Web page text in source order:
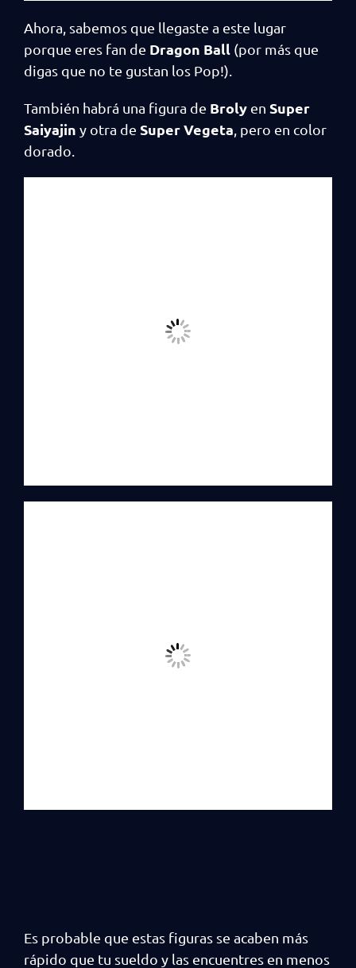
Ahora, sabemos que llegaste a este lugar
porque eres fan de Dragon Ball (por más que
digas que no te gustan los Pop!).
También habrá una figura de Broly en Super
Saiyajin y otra de Super Vegeta , pero en color
dorado.
Es probable que estas figuras se acaben más
rápido que tu sueldo y las encuentres en menos